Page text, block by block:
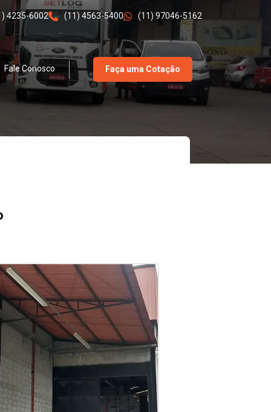
4235-6002 (11) 4563-5400 (11) 97046-5162
Fale Conosco Faça uma Cotação